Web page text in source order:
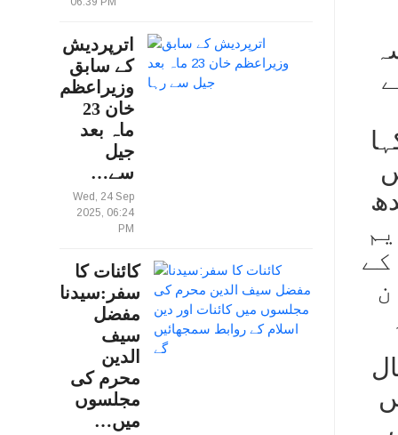
اترپردیش
کے سابق
وزیراعظم
خان 23
ماہ بعد
جیل
سے…
Wed, 24 Sep
2025, 06:24
PM
کائنات کا
سفر:سیدنا
مفضل
سیف
الدین
محرم کی
مجلسوں
میں…
ایم
کے